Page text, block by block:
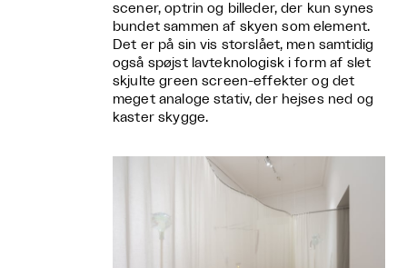
scener, optrin og billeder, der kun synes
bundet sammen af skyen som element.
Det er på sin vis storslået, men samtidig
også spøjst lavteknologisk i form af slet
skjulte green screen-effekter og det
meget analoge stativ, der hejses ned og
kaster skygge.